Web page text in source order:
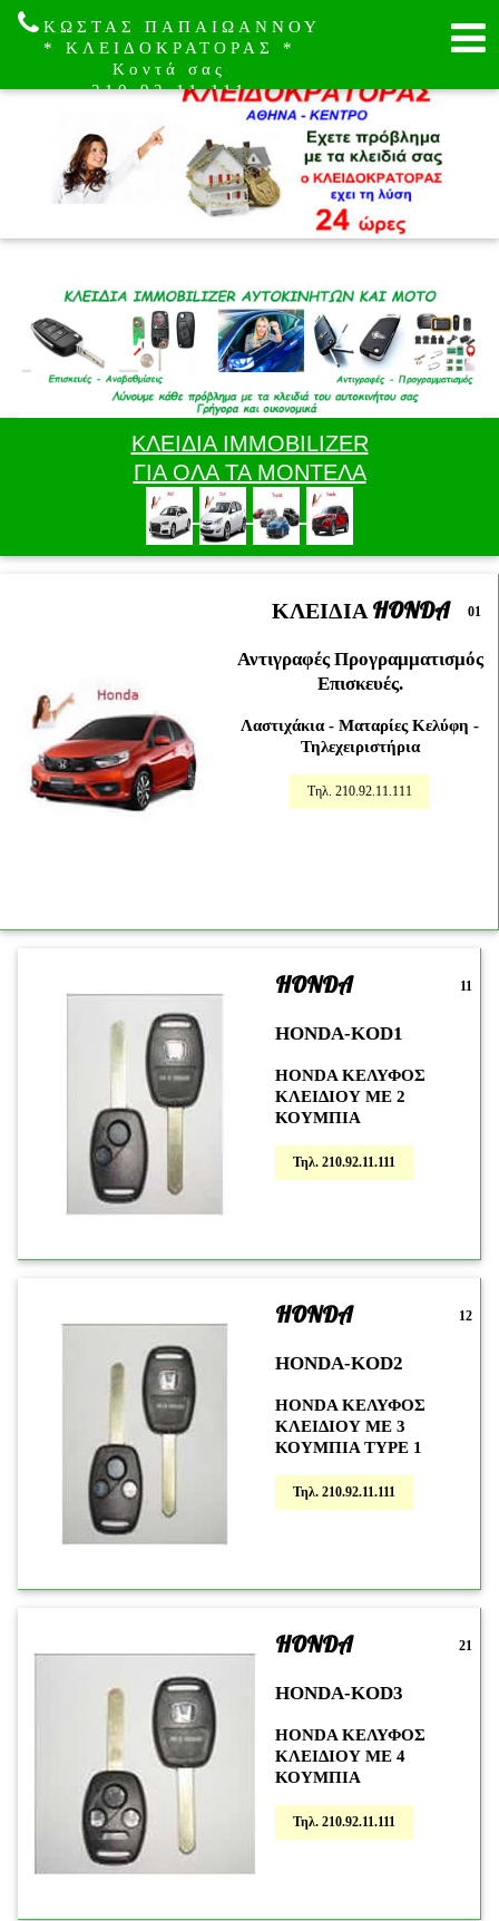
ΚΩΣΤΑΣ ΠΑΠΑΙΩΑΝΝΟΥ
* ΚΛΕΙΔΟΚΡΑΤΟΡΑΣ *
Κοντά σας
210.92.11.111
ΚΛΕΙΔΙΑ IMMOBILIZER
ΓΙΑ ΟΛΑ ΤΑ ΜΟΝΤΕΛΑ
ΚΛΕΙΔΙΑ HONDA
Αντιγραφές Προγραμματισμός
Επισκευές.
Λαστιχάκια - Ματαρίες Κελύφη -
Τηλεχειριστήρια
Τηλ. 210.92.11.111
01
HONDA
HONDA-KOD1
HONDA ΚΕΛΥΦΟΣ
KΛΕΙΔΙΟΥ ΜΕ 2
ΚΟΥΜΠΙΑ
Τηλ. 210.92.11.111
11
HONDA
HONDA-KOD2
HONDA ΚΕΛΥΦΟΣ
ΚΛΕΙΔΙΟΥ ΜΕ 3
ΚΟΥΜΠΙΑ TYPE 1
Τηλ. 210.92.11.111
12
HONDA
HONDA-KOD3
HONDA ΚΕΛΥΦΟΣ
ΚΛΕΙΔΙΟΥ ΜΕ 4
ΚΟΥΜΠΙΑ
Τηλ. 210.92.11.111
21